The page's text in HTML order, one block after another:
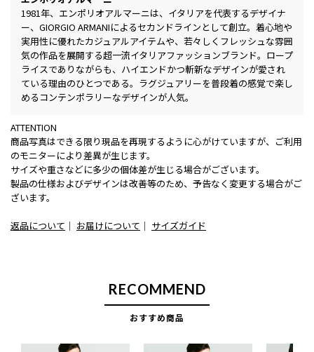
1981年、エンポリオアルマーニは、イタリアを代表するデザイナ
ー、GIORGIO ARMANIによるセカンドラインとして創立。着心地や
実用性に優れたカジュアルアイテムや、若々しくフレッシュな雰囲
気の作品を展開する超一流イタリアファッションブランド。ロープ
ライスでありながらも、ハイエンドかつ斬新なデザインが愛され
ている理由のひとつである。ラグジュアリーを普段着の感覚で楽し
めるコンテンポラリーなデザインが人気。
ATTENTION
商品写真はできる限り現品を再現するように心がけていますが、ご利用
のモニターにより差異が生じます。
サイズや重さなどに多少の個体差が生じる場合がございます。
製品の仕様およびデザインは改善等のため、予告なく変更する場合がご
ざいます。
返品について ｜ お届けについて ｜ サイズガイド
RECOMMEND
おすすめ商品